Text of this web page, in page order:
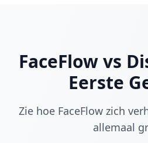
FaceFlow vs
Eerste
Zie hoe FaceFlow zich
allemaal